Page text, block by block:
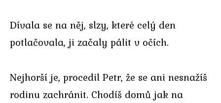
Dívala se na něj, slzy, které celý den
potlačovala, ji začaly pálit v očích.
Nejhorší je, procedil Petr, že se ani nesnažíš
rodinu zachránit. Chodíš domů jak na